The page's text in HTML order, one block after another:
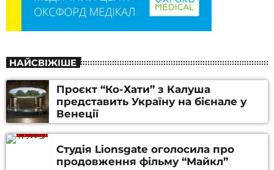
НАЙСВІЖІШЕ
Проєкт “Ко-Хати” з Калуша
представить Україну на бієнале у
Венеції
Студія Lionsgate оголосила про
продовження фільму “Майкл”